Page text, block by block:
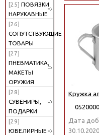
[25] ПОВЯЗКИ
НАРУКАВНЫЕ
[26]
СОПУТСТВУЮЩИЕ
ТОВАРЫ
[27]
ПНЕВМАТИКА,
МАКЕТЫ
ОРУЖИЯ
[28]
СУВЕНИРЫ,
ПОДАРКИ
[29]
ЮВЕЛИРНЫЕ
Кружка
Дата
30.10.2020